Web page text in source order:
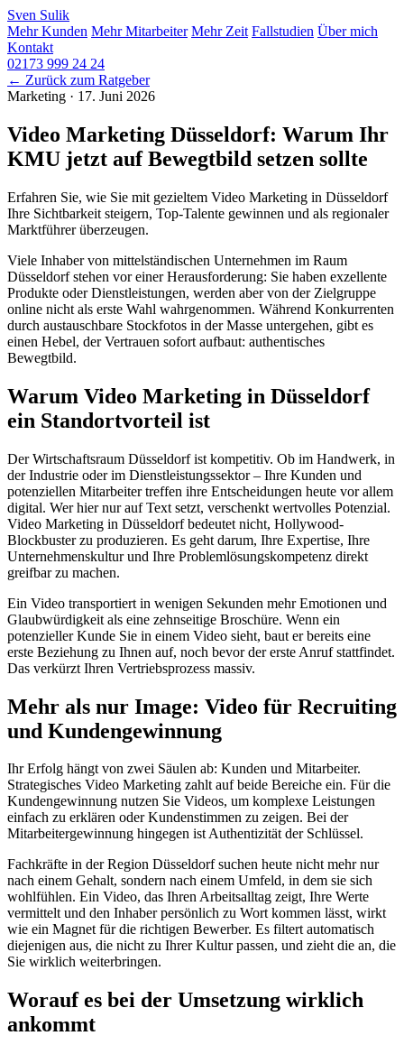
Sven Sulik
Mehr Kunden Mehr Mitarbeiter Mehr Zeit Fallstudien Über mich
Kontakt
02173 999 24 24
← Zurück zum Ratgeber
Marketing · 17. Juni 2026
Video Marketing Düsseldorf: Warum Ihr
KMU jetzt auf Bewegtbild setzen sollte
Erfahren Sie, wie Sie mit gezieltem Video Marketing in Düsseldorf
Ihre Sichtbarkeit steigern, Top-Talente gewinnen und als regionaler
Marktführer überzeugen.
Viele Inhaber von mittelständischen Unternehmen im Raum
Düsseldorf stehen vor einer Herausforderung: Sie haben exzellente
Produkte oder Dienstleistungen, werden aber von der Zielgruppe
online nicht als erste Wahl wahrgenommen. Während Konkurrenten
durch austauschbare Stockfotos in der Masse untergehen, gibt es
einen Hebel, der Vertrauen sofort aufbaut: authentisches
Bewegtbild.
Warum Video Marketing in Düsseldorf
ein Standortvorteil ist
Der Wirtschaftsraum Düsseldorf ist kompetitiv. Ob im Handwerk, in
der Industrie oder im Dienstleistungssektor – Ihre Kunden und
potenziellen Mitarbeiter treffen ihre Entscheidungen heute vor allem
digital. Wer hier nur auf Text setzt, verschenkt wertvolles Potenzial.
Video Marketing in Düsseldorf bedeutet nicht, Hollywood-
Blockbuster zu produzieren. Es geht darum, Ihre Expertise, Ihre
Unternehmenskultur und Ihre Problemlösungskompetenz direkt
greifbar zu machen.
Ein Video transportiert in wenigen Sekunden mehr Emotionen und
Glaubwürdigkeit als eine zehnseitige Broschüre. Wenn ein
potenzieller Kunde Sie in einem Video sieht, baut er bereits eine
erste Beziehung zu Ihnen auf, noch bevor der erste Anruf stattfindet.
Das verkürzt Ihren Vertriebsprozess massiv.
Mehr als nur Image: Video für Recruiting
und Kundengewinnung
Ihr Erfolg hängt von zwei Säulen ab: Kunden und Mitarbeiter.
Strategisches Video Marketing zahlt auf beide Bereiche ein. Für die
Kundengewinnung nutzen Sie Videos, um komplexe Leistungen
einfach zu erklären oder Kundenstimmen zu zeigen. Bei der
Mitarbeitergewinnung hingegen ist Authentizität der Schlüssel.
Fachkräfte in der Region Düsseldorf suchen heute nicht mehr nur
nach einem Gehalt, sondern nach einem Umfeld, in dem sie sich
wohlfühlen. Ein Video, das Ihren Arbeitsalltag zeigt, Ihre Werte
vermittelt und den Inhaber persönlich zu Wort kommen lässt, wirkt
wie ein Magnet für die richtigen Bewerber. Es filtert automatisch
diejenigen aus, die nicht zu Ihrer Kultur passen, und zieht die an, die
Sie wirklich weiterbringen.
Worauf es bei der Umsetzung wirklich
ankommt